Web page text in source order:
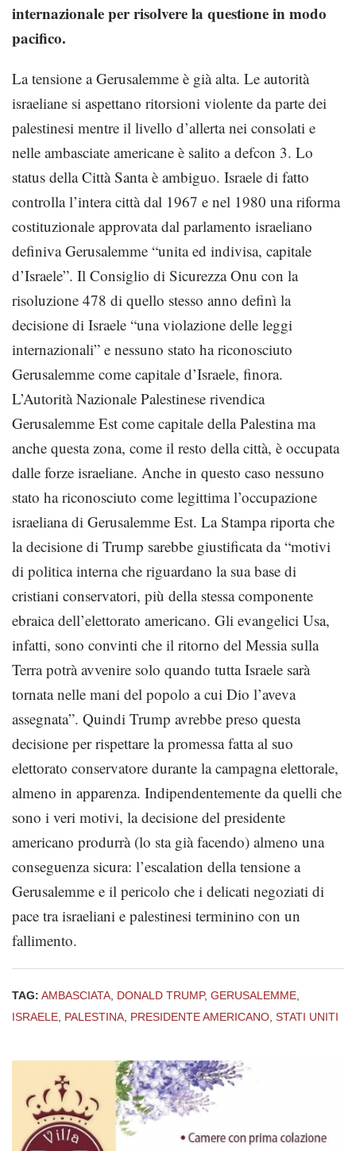
internazionale per risolvere la questione in modo
pacifico.
La tensione a Gerusalemme è già alta. Le autorità
israeliane si aspettano ritorsioni violente da parte dei
palestinesi mentre il livello d’allerta nei consolati e
nelle ambasciate americane è salito a defcon 3. Lo
status della Città Santa è ambiguo. Israele di fatto
controlla l’intera città dal 1967 e nel 1980 una riforma
costituzionale approvata dal parlamento israeliano
definiva Gerusalemme “unita ed indivisa, capitale
d’Israele”. Il Consiglio di Sicurezza Onu con la
risoluzione 478 di quello stesso anno definì la
decisione di Israele “una violazione delle leggi
internazionali” e nessuno stato ha riconosciuto
Gerusalemme come capitale d’Israele, finora.
L’Autorità Nazionale Palestinese rivendica
Gerusalemme Est come capitale della Palestina ma
anche questa zona, come il resto della città, è occupata
dalle forze israeliane. Anche in questo caso nessuno
stato ha riconosciuto come legittima l’occupazione
israeliana di Gerusalemme Est. La Stampa riporta che
la decisione di Trump sarebbe giustificata da “motivi
di politica interna che riguardano la sua base di
cristiani conservatori, più della stessa componente
ebraica dell’elettorato americano. Gli evangelici Usa,
infatti, sono convinti che il ritorno del Messia sulla
Terra potrà avvenire solo quando tutta Israele sarà
tornata nelle mani del popolo a cui Dio l’aveva
assegnata”. Quindi Trump avrebbe preso questa
decisione per rispettare la promessa fatta al suo
elettorato conservatore durante la campagna elettorale,
almeno in apparenza. Indipendentemente da quelli che
sono i veri motivi, la decisione del presidente
americano produrrà (lo sta già facendo) almeno una
conseguenza sicura: l’escalation della tensione a
Gerusalemme e il pericolo che i delicati negoziati di
pace tra israeliani e palestinesi terminino con un
fallimento.
TAG: AMBASCIATA DONALD TRUMP, GERUSALEMME
ISRAELE PALESTINA PRESIDENTE AMERICANO STATI UNITI